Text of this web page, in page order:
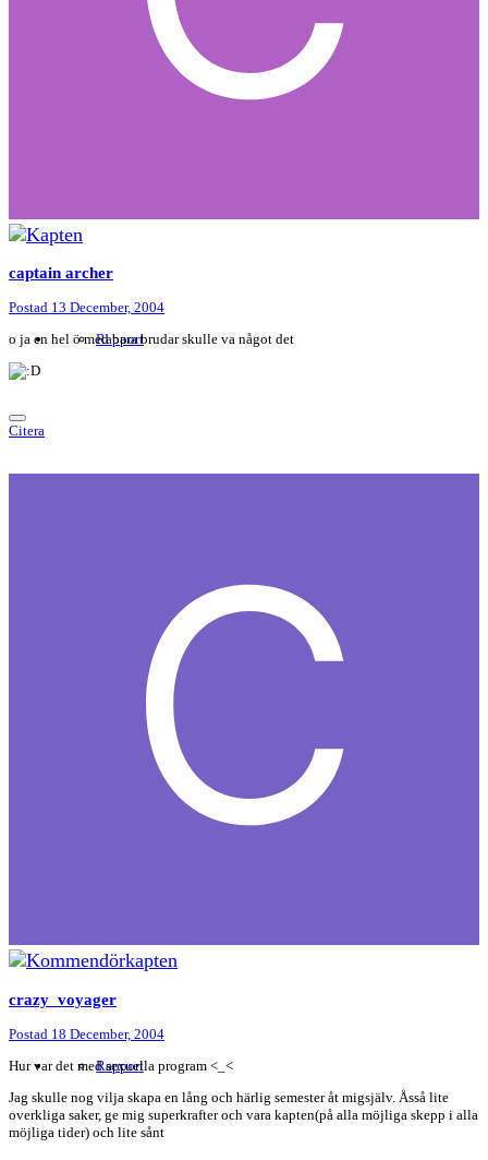
captain archer
Postad 13 December, 2004
Rapport
o ja en hel ö med bara brudar skulle va något det
Citera
crazy_voyager
Postad 18 December, 2004
Rapport
Hur var det med sexuella program <_<
Jag skulle nog vilja skapa en lång och härlig semester åt migsjälv. Åsså lite
overkliga saker, ge mig superkrafter och vara kapten(på alla möjliga skepp i alla
möjliga tider) och lite sånt